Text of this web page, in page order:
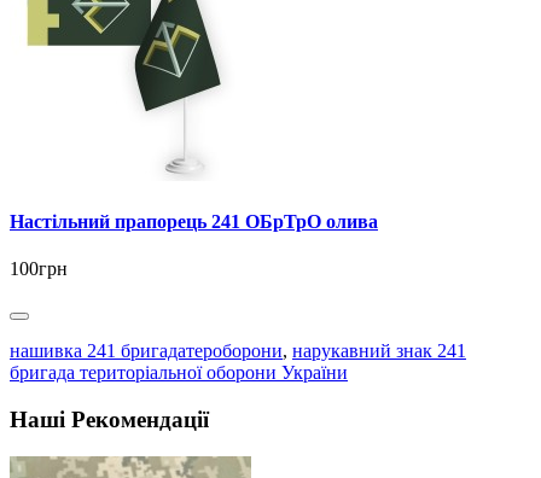
Настільний прапорець 241 ОБрТрО олива
100грн
нашивка 241 бригадатероборони, нарукавний знак 241
бригада територіальної оборони України
Наші Рекомендації